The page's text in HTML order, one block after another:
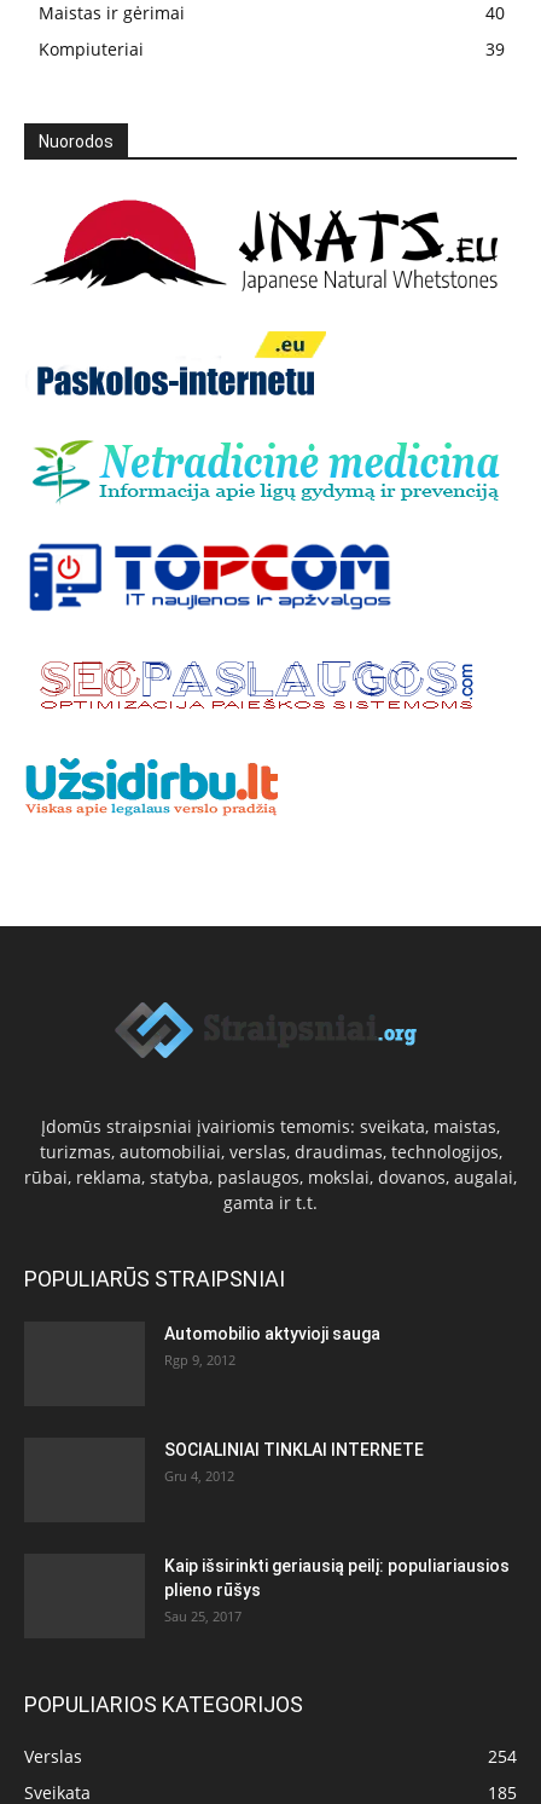
Maistas ir gėrimai
40
Kompiuteriai
39
Nuorodos
Įdomūs straipsniai įvairiomis temomis: sveikata, maistas,
turizmas, automobiliai, verslas, draudimas, technologijos,
rūbai, reklama, statyba, paslaugos, mokslai, dovanos, augalai,
gamta ir t.t.
POPULIARŪS STRAIPSNIAI
Automobilio aktyvioji sauga
Rgp 9, 2012
SOCIALINIAI TINKLAI INTERNETE
Gru 4, 2012
Kaip išsirinkti geriausią peilį: populiariausios
plieno rūšys
Sau 25, 2017
POPULIARIOS KATEGORIJOS
Verslas
254
Sveikata
185